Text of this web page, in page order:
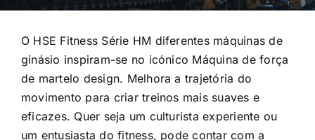
O HSE Fitness Série HM diferentes máquinas de
ginásio inspiram-se no icónico Máquina de força
de martelo design. Melhora a trajetória do
movimento para criar treinos mais suaves e
eficazes. Quer seja um culturista experiente ou
um entusiasta do fitness, pode contar com a